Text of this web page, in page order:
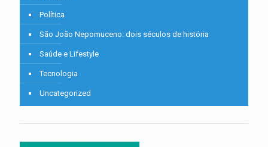
Política
São João Nepomuceno: dois séculos de história
Saúde e Lifestyle
Tecnologia
Uncategorized